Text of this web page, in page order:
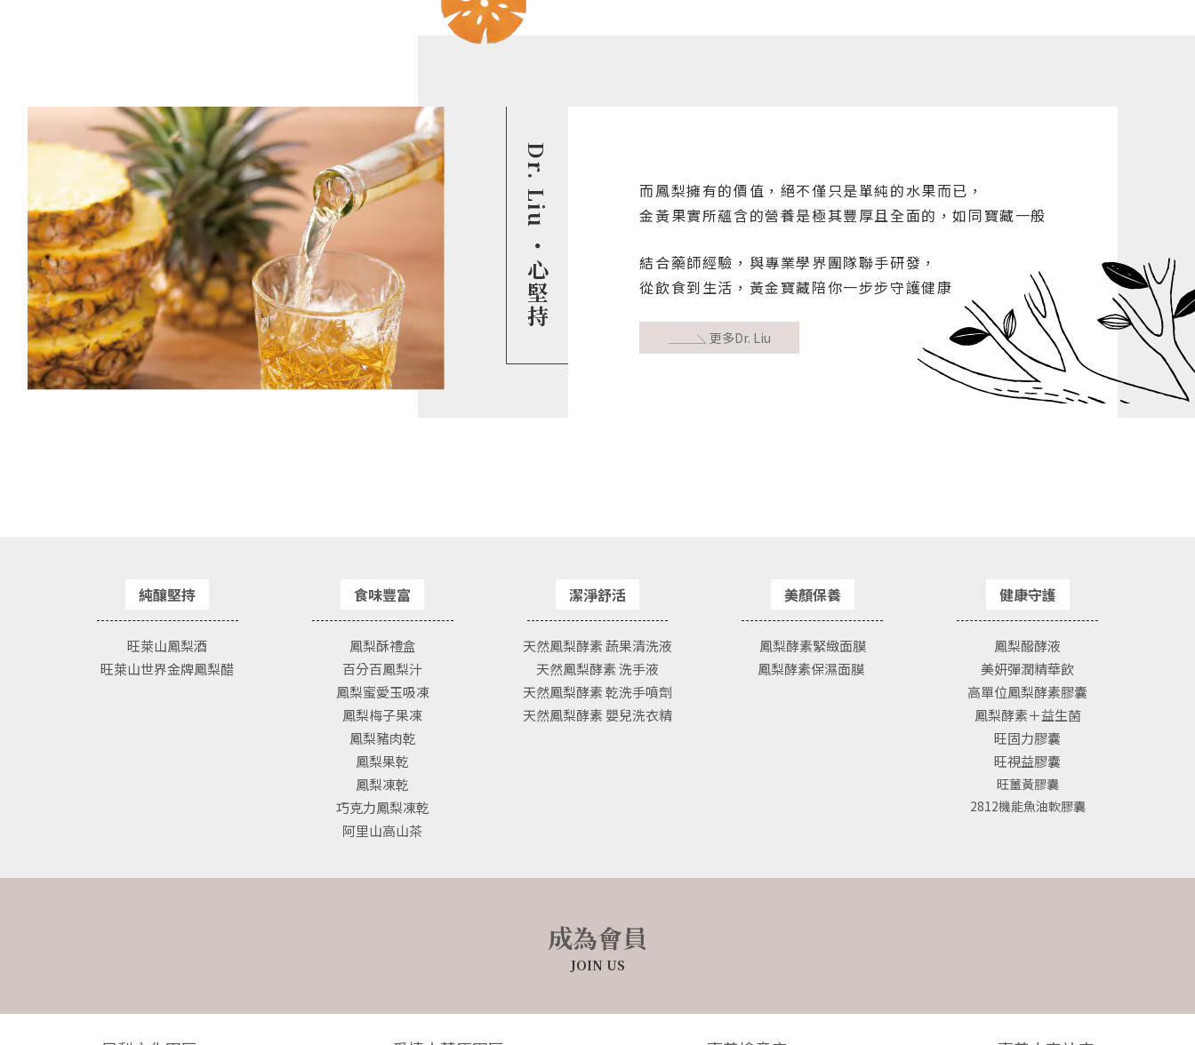
Dr. Liu ・心堅持
而鳳梨擁有的價值，絕不僅只是單純的水果而已，
金黃果實所蘊含的營養是極其豐厚且全面的，如同寶藏一般
結合藥師經驗，與專業學界團隊聯手研發，
從飲食到生活，黃金寶藏陪你一步步守護健康
更多Dr. Liu
純釀堅持
旺萊山鳳梨酒
旺萊山世界金牌鳳梨醋
食味豐富
鳳梨酥禮盒
百分百鳳梨汁
鳳梨蜜愛玉吸凍
鳳梨梅子果凍
鳳梨豬肉乾
鳳梨果乾
鳳梨凍乾
巧克力鳳梨凍乾
阿里山高山茶
潔淨舒活
天然鳳梨酵素 蔬果清洗液
天然鳳梨酵素 洗手液
天然鳳梨酵素 乾洗手噴劑
天然鳳梨酵素 嬰兒洗衣精
美顏保養
鳳梨酵素緊緻面膜
鳳梨酵素保濕面膜
健康守護
鳳梨醱酵液
美妍彈潤精華飲
高單位鳳梨酵素膠囊
鳳梨酵素＋益生菌
旺固力膠囊
旺視益膠囊
旺薑黃膠囊
2812機能魚油軟膠囊
成為會員
JOIN US